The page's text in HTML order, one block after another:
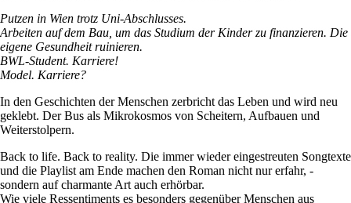
Putzen in Wien trotz Uni-Abschlusses.
Arbeiten auf dem Bau, um das Studium der Kinder zu finanzieren. Die
eigene Gesundheit ruinieren.
BWL-Student. Karriere!
Model. Karriere?
In den Geschichten der Menschen zerbricht das Leben und wird neu
geklebt. Der Bus als Mikrokosmos von Scheitern, Aufbauen und
Weiterstolpern.
Back to life. Back to reality. Die immer wieder eingestreuten Songtexte
und die Playlist am Ende machen den Roman nicht nur erfahr, -
sondern auf charmante Art auch erhörbar.
Wie viele Ressentiments es besonders gegenüber Menschen aus